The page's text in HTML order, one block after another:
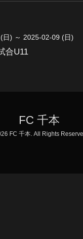
日) ～ 2025-02-09 (日)
合U11
FC 千本
FC 千本 . All Rights